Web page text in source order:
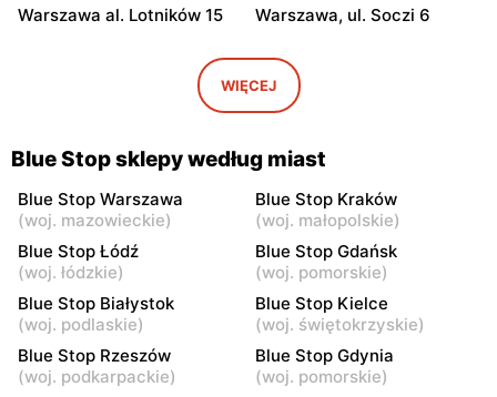
Warszawa al. Lotników 15 Warszawa, ul. Soczi 6
Warszawa, ul. Wałbrzyska
Blue Stop
Warszawa, ul. Okrężna 38
Blue Stop
Warszawa, ul. Portofino 8
Blue Stop
Warszawa, ul. Wawrzyńca
Surowieckiego 10
Warszawa, ul. Edwarda
Dembowskiego 10
Warszawa, ul. Kompanii AK
Kordian 1
Blue Stop
Piastów, ul. Ks. Ignacego
Skorupki 2
Blue Stop
Piastów, ul. Waleriana
Łukasińskiego 25
WIĘCEJ
Blue Stop sklepy według miast
Blue Stop Warszawa
(woj. mazowieckie)
Blue Stop Kraków
(woj. małopolskie)
Blue Stop Łódź
(woj. łódzkie)
Blue Stop Gdańsk
(woj. pomorskie)
Blue Stop Białystok
(woj. podlaskie)
Blue Stop Kielce
(woj. świętokrzyskie)
Blue Stop Rzeszów
(woj. podkarpackie)
Blue Stop Gdynia
(woj. pomorskie)